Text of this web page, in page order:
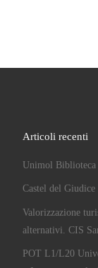
Articoli recenti
Unimol Biblioteca
Castel del
Valorizzazione
alternativi. CIS
POT L1/L20